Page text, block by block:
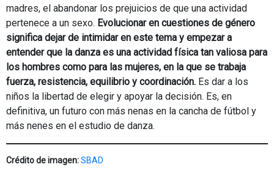
madres, el abandonar los prejuicios de que una actividad
pertenece a un sexo. Evolucionar en cuestiones de género
significa dejar de intimidar en este tema y empezar a
entender que la danza es una actividad física tan valiosa para
los hombres como para las mujeres, en la que se trabaja
fuerza, resistencia, equilibrio y coordinación. Es dar a los
niños la libertad de elegir y apoyar la decisión. Es, en
definitiva, un futuro con más nenas en la cancha de fútbol y
más nenes en el estudio de danza.
Crédito de imagen:SBAD